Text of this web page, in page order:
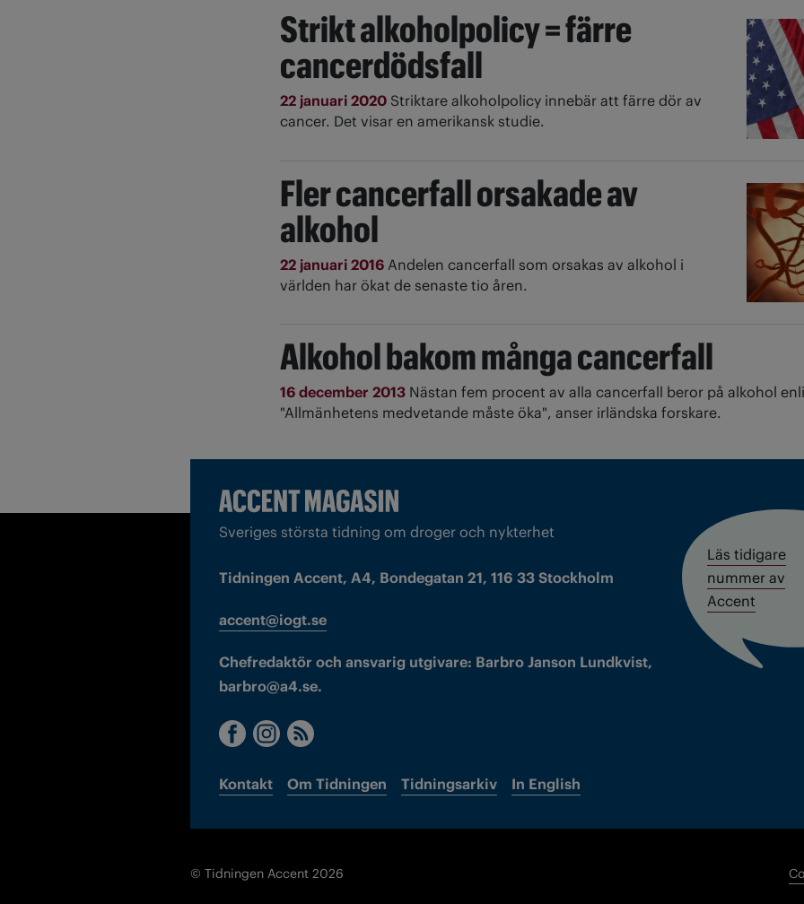
Strikt alkoholpolicy = färre
cancerdödsfall
22 januari 2020 Striktare alkoholpolicy innebär att färre dör av
cancer. Det visar en amerikansk studie.
Fler cancerfall orsakade av
alkohol
22 januari 2016 Andelen cancerfall som orsakas av alkohol i
världen har ökat de senaste tio åren.
Alkohol bakom många cancerfall
16 december 2013 Nästan fem procent av alla cancerfall beror på alkohol
"Allmänhetens medvetande måste öka", anser irländska forskare.
Sveriges största tidning om droger och nykterhet
Tidningen Accent, A4, Bondegatan 21, 116 33 Stockholm
accent@iogt.se
Chefredaktör och ansvarig utgivare: Barbro Janson Lundkvist,
barbro@a4.se.
Kontakt Om Tidningen Tidningsarkiv In English
Läs tidigare
nummer av
Accent
© Tidningen Accent 2026